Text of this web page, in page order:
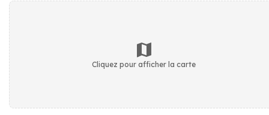
Cliquez pour afficher la carte